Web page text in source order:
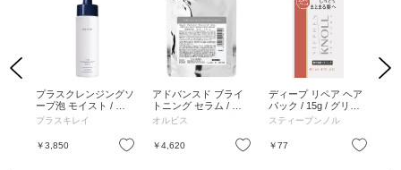
Previous
お気に入り
プラスクレンジングソ
ープ泡 モイスト / 本
体 / 200ml / しっとり
プラスキレイ
￥3,850 お気に入り
アドバンスド ブライ
トニング セラム / 詰
替え / 36mL / 無香料
オルビス
￥4,620 お気に入り
ディープ リペア ヘア
パック / 15g / グリー
ンフローラルブーケ
スティーブンノル
￥77
Next